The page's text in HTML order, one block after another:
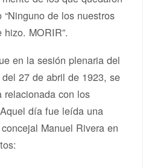
de los nuestros
MORIR”.
en la sesión plenaria del
27 de abril de 1923, se
relacionada con los
día fue leída una
Manuel Rivera en